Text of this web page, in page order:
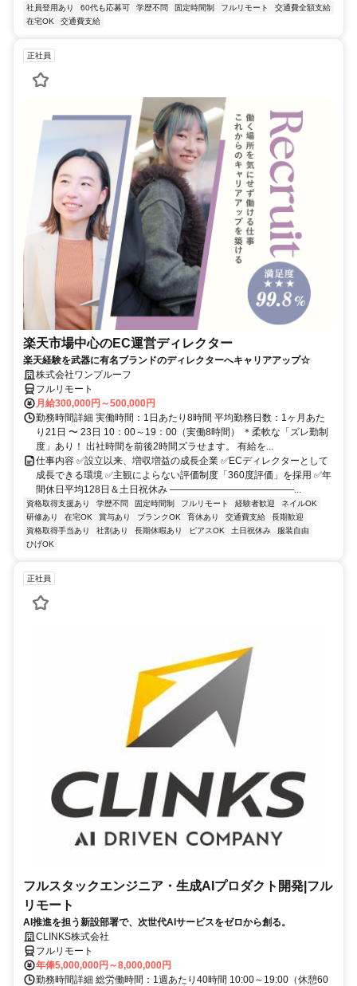
社員登用あり 60代も応募可 学歴不問 固定時間制 フルリモート
交通費全額支給
在宅OK
交通費支給
正社員
楽天市場中心のEC運営ディレクター
楽天経験を武器に有名ブランドのディレクターへキャリアアップ☆
株式会社ワンプルーフ
フルリモート
月給300,000円～500,000円
勤務時間詳細 実働時間：1日あたり8時間 平均勤務日数：1ヶ月あた
り21日 〜 23日 10：00～19：00（実働8時間） ＊柔軟な「ズレ勤制
度」あり！ 出社時間を前後2時間ズラせます。 有給を...
仕事内容 ✅設立以来、増収増益の成長企業 ✅ECディレクターとして
成長できる環境 ✅主観によらない評価制度「360度評価」を採用 ✅年
間休日平均128日＆土日祝休み ―――――――――――――...
資格取得支援あり 学歴不問 固定時間制 フルリモート 経験者歓迎
ネイルOK
研修あり
在宅OK 賞与あり ブランクOK 育休あり 交通費支給
長期歓迎
資格取得手当あり
社割あり 長期休暇あり ピアスOK 土日祝休み
服装自由
ひげOK
正社員
フルスタックエンジニア・生成AIプロダクト開発|フル
リモート
AI推進を担う新設部署で、次世代AIサービスをゼロから創る。
CLINKS株式会社
フルリモート
年俸5,000,000円～8,000,000円
勤務時間詳細 総労働時間：1週あたり40時間 10:00～19:00（休憩60